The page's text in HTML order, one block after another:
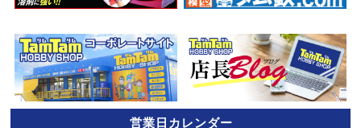
営業日カレンダー